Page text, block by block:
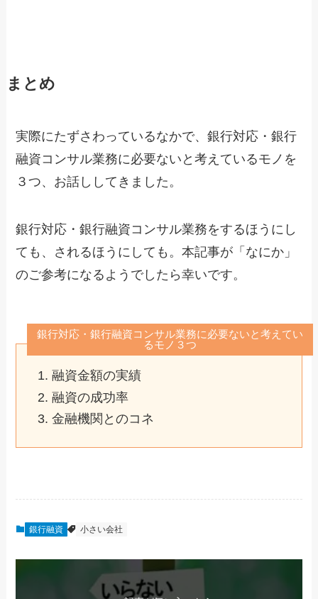
まとめ
実際にたずさわっているなかで、銀行対応・銀行
融資コンサル業務に必要ないと考えているモノを
３つ、お話ししてきました。
銀行対応・銀行融資コンサル業務をするほうにし
ても、されるほうにしても。本記事が「なにか」
のご参考になるようでしたら幸いです。
銀行対応・銀行融資コンサル業務に必要ないと考えてい
るモノ３つ
融資金額の実績
融資の成功率
金融機関とのコネ
銀行融資 小さい会社